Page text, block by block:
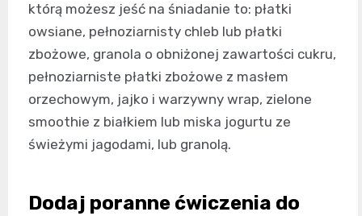
którą możesz jeść na śniadanie to: płatki
owsiane, pełnoziarnisty chleb lub płatki
zbożowe, granola o obniżonej zawartości cukru,
pełnoziarniste płatki zbożowe z masłem
orzechowym, jajko i warzywny wrap, zielone
smoothie z białkiem lub miska jogurtu ze
świeżymi jagodami, lub granolą.
Dodaj poranne ćwiczenia do